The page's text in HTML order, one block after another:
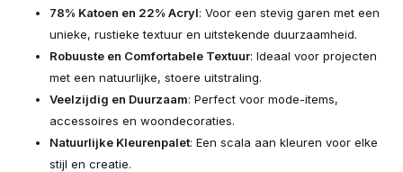
78% Katoen en 22% Acryl: Voor een stevig garen met een
unieke, rustieke textuur en uitstekende duurzaamheid.
Robuuste en Comfortabele Textuur: Ideaal voor projecten
met een natuurlijke, stoere uitstraling.
Veelzijdig en Duurzaam: Perfect voor mode-items,
accessoires en woondecoraties.
Natuurlijke Kleurenpalet: Een scala aan kleuren voor elke
stijl en creatie.